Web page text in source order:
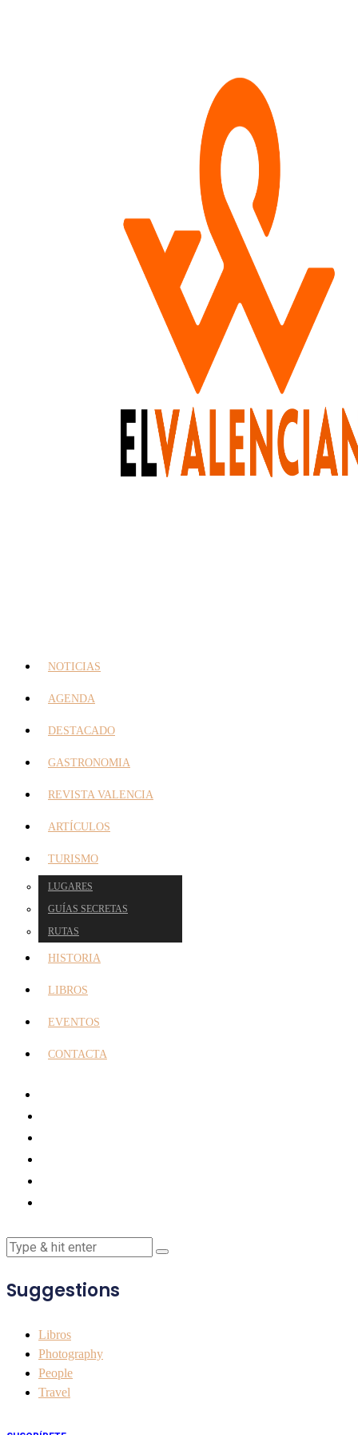
NOTICIAS
AGENDA
DESTACADO
GASTRONOMIA
REVISTA VALENCIA
ARTÍCULOS
TURISMO
LUGARES
GUÍAS SECRETAS
RUTAS
HISTORIA
LIBROS
EVENTOS
CONTACTA
Suggestions
Libros
Photography
People
Travel